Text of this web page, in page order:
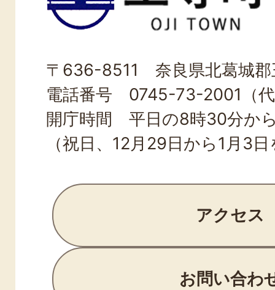
町
TOWN
〒636-8511 奈良県北葛城郡
電話番号 0745-73-2001（
開庁時間 平日の8時30分か
（祝日、12月29日から1月3
アクセス
お問い合わ